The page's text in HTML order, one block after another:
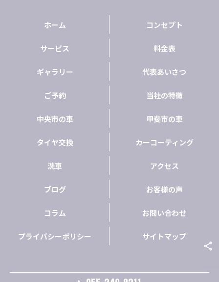
ホーム コンセプト
サービス 料金表
ギャラリー 代表あいさつ
ご予約 当社の特徴
中央市の車 甲斐市の車
タイヤ交換 カーコーティング
洗車 アクセス
ブログ お客様の声
コラム お問い合わせ
プライバシーポリシー サイトマップ